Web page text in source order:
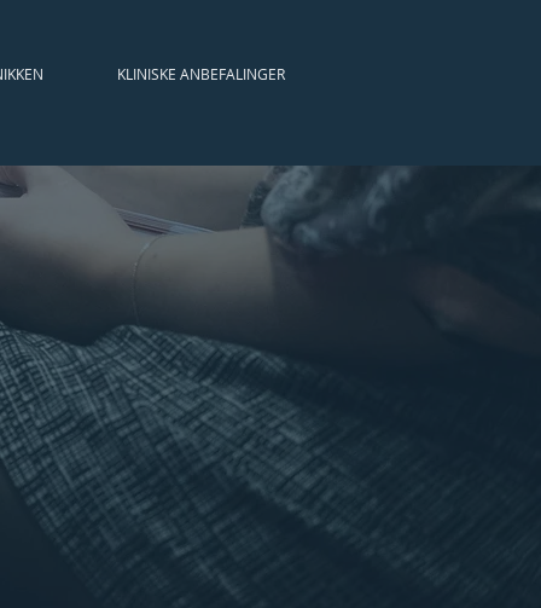
KALENDER
KLINISKE ANBEFALINGER